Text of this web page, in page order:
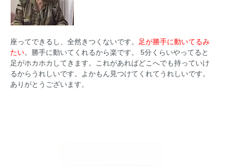
座ってできるし、全然きつくないです。
足が勝手に動いてるみ
たい。勝手に動いてくれるから楽です。 5分くらいやってると
足がホカホカしてきます。これがあればどこへでも持っていけ
るからうれしいです。よかもん見つけてくれてうれしいです。
ありがとうございます。